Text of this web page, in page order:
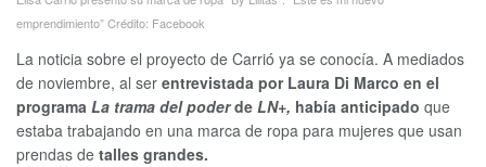
emprendimiento”Crédito: Facebook
La noticia sobre el proyecto de Carrió ya se conocía. A mediados
de noviembre, al ser entrevistada por Laura Di Marco en el
programa La trama del poderde LN+, había anticipado que
estaba trabajando en una marca de ropa para mujeres que usan
prendas de talles grandes.